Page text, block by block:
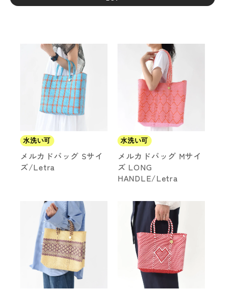
水洗い可
メルカドバッグ Sサイ
ズ/Letra
水洗い可
メルカドバッグ Mサイ
ズ LONG
HANDLE/Letra